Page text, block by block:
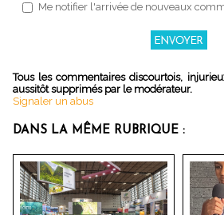
Me notifier l'arrivée de nouveaux
Tous les commentaires discourtois,
aussitôt supprimés par le modérateur.
Signaler un abus
DANS LA MÊME RUBRIQUE :